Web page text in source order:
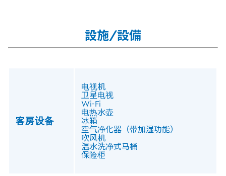
設施/設備
客房设备
电视机
卫星电视
Wi-Fi
电热水壶
冰箱
空气净化器（带加湿功能）
吹风机
温水洗净式马桶
保险柜